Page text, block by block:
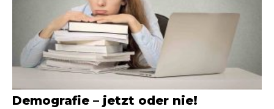
Demografie – jetzt oder nie!